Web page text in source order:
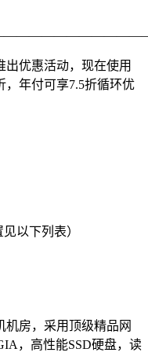
出优惠活动，现在使用
，年付可享7.5折循环优
以下列表）
机房，采用顶级精品网
，高性能SSD硬盘，读